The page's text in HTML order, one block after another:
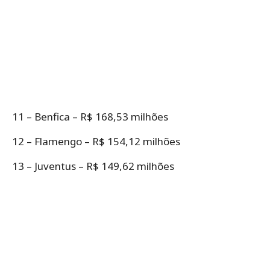
11 – Benfica – R$ 168,53 milhões
12 – Flamengo – R$ 154,12 milhões
13 – Juventus – R$ 149,62 milhões